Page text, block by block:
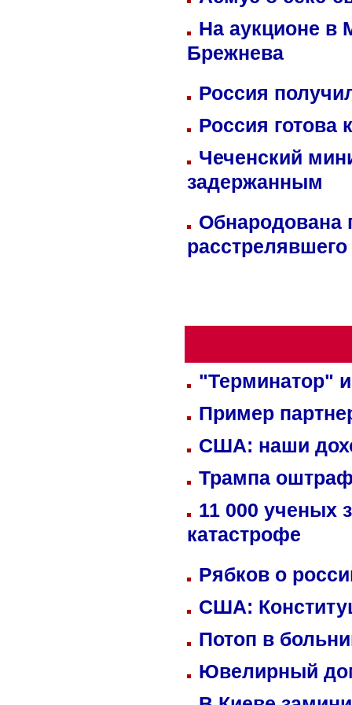
На аукционе в
Брежнева
Россия
Россия готова
Чеченский
задержанным
Обнародована
"Терминатор"
Пример
США: наши
Трампа
11 000 ученых
катастрофе
Рябков о
США:
Потоп в
Ювелирный